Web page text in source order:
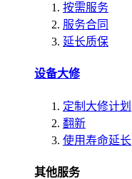
按需服务
服务合同
延长质保
设备大修
定制大修计划
翻新
使用寿命延长
其他服务